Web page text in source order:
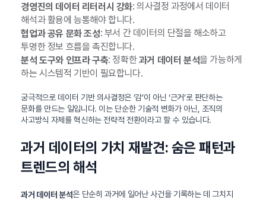
경영진의 데이터 리터러시 강화: 의사결정 과정에서 데이터
해석과 활용에 능통해야 합니다.
협업과 공유 문화 조성: 부서 간 데이터의 단절을 해소하고
투명한 정보 흐름을 촉진합니다.
분석 도구와 인프라 구축: 정확한과거 데이터 분석을 가능하게
하는 시스템적 기반이 필요합니다.
궁극적으로 데이터 기반 의사결정은 ‘감’이 아닌 ‘근거’로 판단하는
문화를 만드는 일입니다. 이는 단순한 기술적 변화가 아닌, 조직의
사고방식 자체를 혁신하는 전략적 전환이라고 할 수 있습니다.
과거 데이터의 가치 재발견: 숨은 패턴과
트렌드의 해석
과거 데이터 분석은 단순히 과거에 일어난 사건을 기록하는 데 그치지